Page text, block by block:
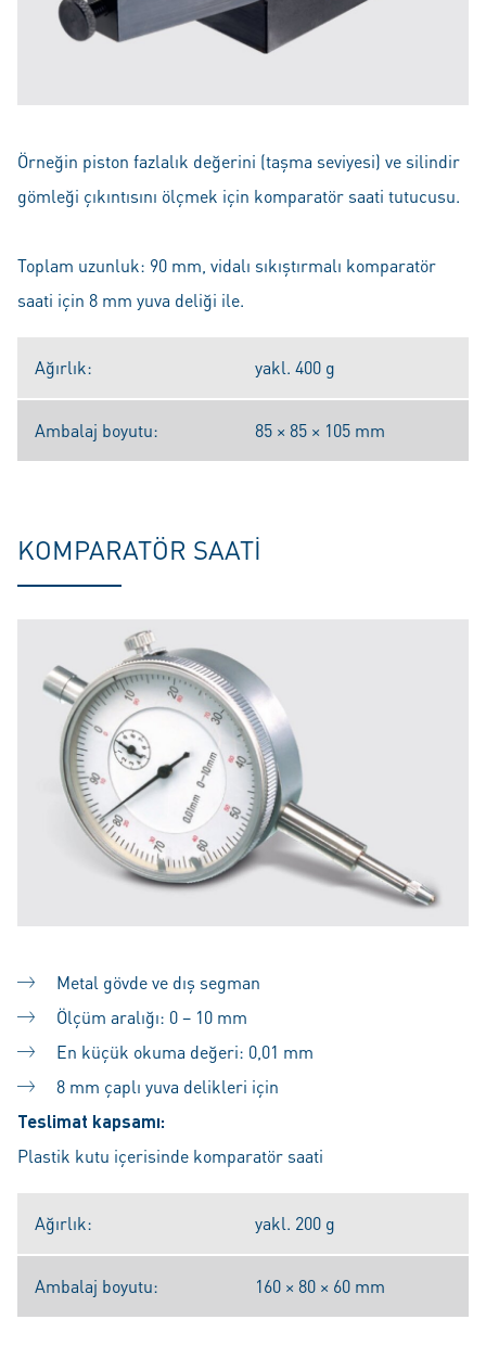
Örneğin piston fazlalık değerini (taşma seviyesi) ve silindir
gömleği çıkıntısını ölçmek için komparatör saati tutucusu.
Toplam uzunluk: 90 mm, vidalı sıkıştırmalı komparatör
saati için 8 mm yuva deliği ile.
Ağırlık: yakl. 400 g
Ambalaj boyutu: 85 × 85 × 105 mm
KOMPARATÖR SAATI
Metal gövde ve dış segman
Ölçüm aralığı: 0 – 10 mm
En küçük okuma değeri: 0,01 mm
8 mm çaplı yuva delikleri için
Teslimat kapsamı:
Plastik kutu içerisinde komparatör saati
Ağırlık: yakl. 200 g
Ambalaj boyutu: 160 × 80 × 60 mm